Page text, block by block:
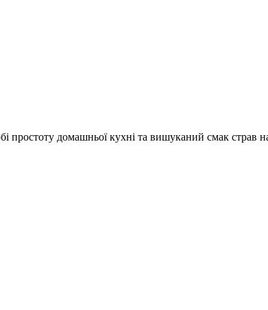
простоту домашньої кухні та вишуканий смак страв